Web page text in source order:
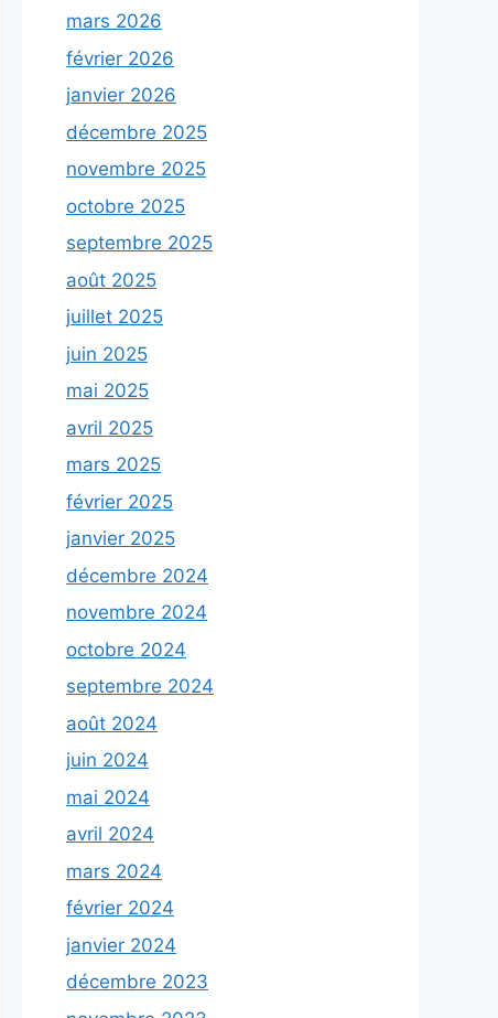
mars 2026
février 2026
janvier 2026
décembre 2025
novembre 2025
octobre 2025
septembre 2025
août 2025
juillet 2025
juin 2025
mai 2025
avril 2025
mars 2025
février 2025
janvier 2025
décembre 2024
novembre 2024
octobre 2024
septembre 2024
août 2024
juin 2024
mai 2024
avril 2024
mars 2024
février 2024
janvier 2024
décembre 2023